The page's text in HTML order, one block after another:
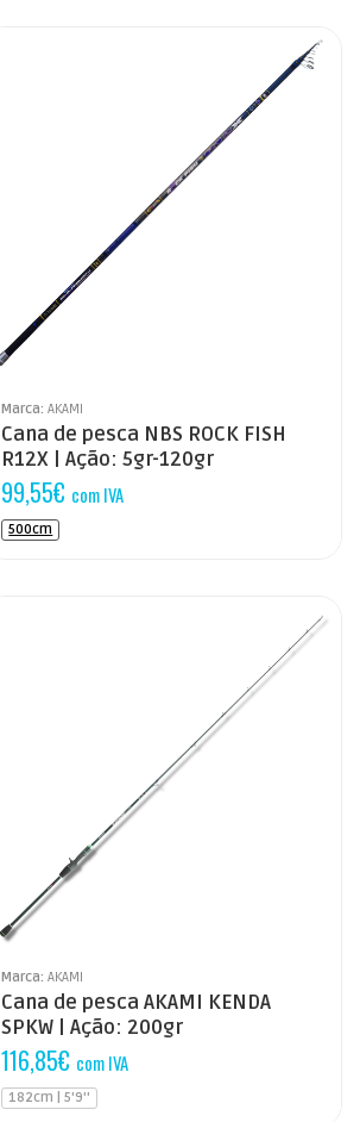
Marca:AKAMI
Cana de pesca NBS ROCK FISH
R12X | Ação: 5gr-120gr
99,55€ com IVA
500cm
Marca:AKAMI
Cana de pesca AKAMI KENDA
SPKW | Ação: 200gr
116,85€ com IVA
182cm | 5'9''